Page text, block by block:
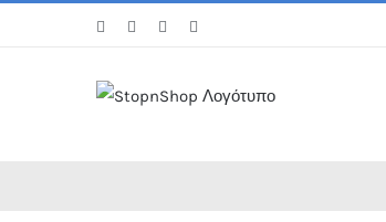
Facebook
TwitterInstagram